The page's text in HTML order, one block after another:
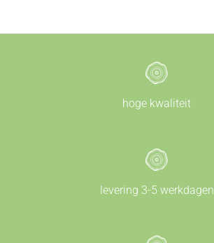
hoge kwaliteit
levering 3-5 werkdagen